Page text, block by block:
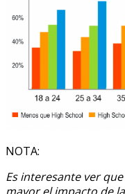
NOTA:
Es interesante ver